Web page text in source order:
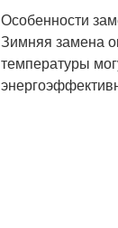
Особенности
Зимняя замена
температуры